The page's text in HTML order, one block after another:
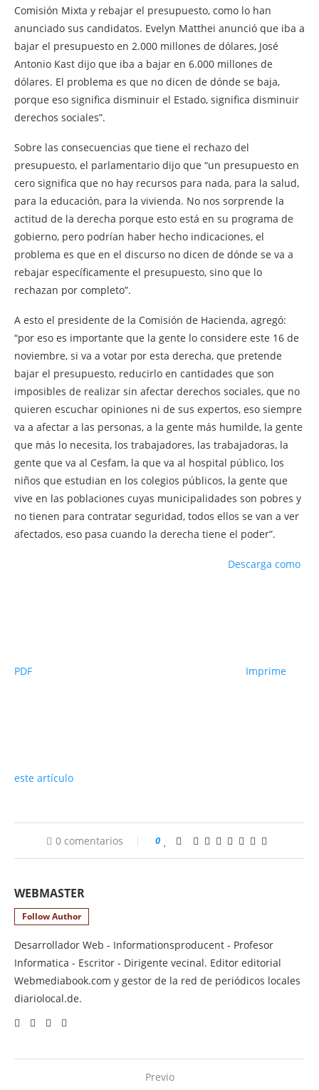
Comisión Mixta y rebajar el presupuesto, como lo han
anunciado sus candidatos. Evelyn Matthei anunció que iba a
bajar el presupuesto en 2.000 millones de dólares, José
Antonio Kast dijo que iba a bajar en 6.000 millones de
dólares. El problema es que no dicen de dónde se baja,
porque eso significa disminuir el Estado, significa disminuir
derechos sociales”.
Sobre las consecuencias que tiene el rechazo del
presupuesto, el parlamentario dijo que “un presupuesto en
cero significa que no hay recursos para nada, para la salud,
para la educación, para la vivienda. No nos sorprende la
actitud de la derecha porque esto está en su programa de
gobierno, pero podrían haber hecho indicaciones, el
problema es que en el discurso no dicen de dónde se va a
rebajar específicamente el presupuesto, sino que lo
rechazan por completo”.
A esto el presidente de la Comisión de Hacienda, agregó:
“por eso es importante que la gente lo considere este 16 de
noviembre, si va a votar por esta derecha, que pretende
bajar el presupuesto, reducirlo en cantidades que son
imposibles de realizar sin afectar derechos sociales, que no
quieren escuchar opiniones ni de sus expertos, eso siempre
va a afectar a las personas, a la gente más humilde, la gente
que más lo necesita, los trabajadores, las trabajadoras, la
gente que va al Cesfam, la que va al hospital público, los
niños que estudian en los colegios públicos, la gente que
vive en las poblaciones cuyas municipalidades son pobres y
no tienen para contratar seguridad, todos ellos se van a ver
afectados, eso pasa cuando la derecha tiene el poder”.
Descarga como
PDF Imprime
este artículo
0 comentarios 0
WEBMASTER
Follow Author
Desarrollador Web - Informationsproducent - Profesor
Informatica - Escritor - Dirigente vecinal. Editor editorial
Webmediabook.com y gestor de la red de periódicos locales
diariolocal.de.
Previo